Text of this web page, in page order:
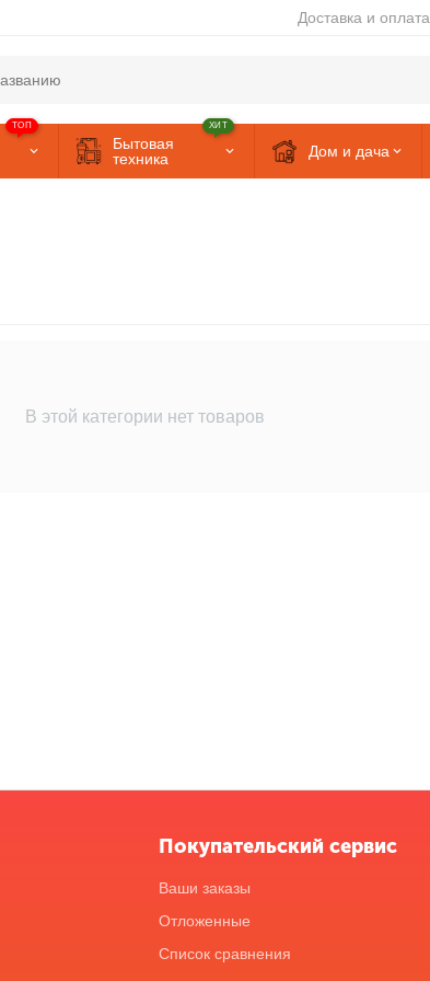
Доставка и оплата
ТОП
Бытовая
техника
ХИТ
Дом и дача
В этой категории нет товаров
Покупательский сервис
Ваши заказы
Отложенные
Список сравнения